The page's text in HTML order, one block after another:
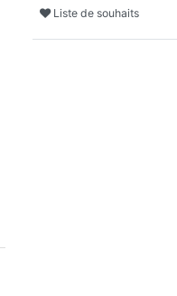
Liste de souhaits